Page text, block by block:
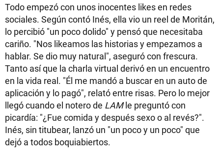
Todo empezó con unos inocentes likes en redes
sociales. Según contó Inés, ella vio un reel de Moritán,
lo percibió "un poco dolido" y pensó que necesitaba
cariño. "Nos likeamos las historias y empezamos a
hablar. Se dio muy natural", aseguró con frescura.
Tanto así que la charla virtual derivó en un encuentro
en la vida real. "Él me mandó a buscar en un auto de
aplicación y lo pagó", relató entre risas. Pero lo mejor
llegó cuando el notero de LAMle preguntó con
picardía: "¿Fue comida y después sexo o al revés?".
Inés, sin titubear, lanzó un "un poco y un poco" que
dejó a todos boquiabiertos.